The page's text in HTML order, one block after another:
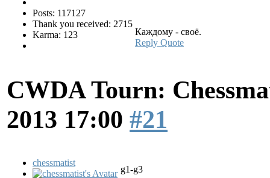
Posts: 117127
Thank you received: 2715
Karma: 123
Каждому - своё.
Reply Quote
CWDA Tourn:
2013 17:00 #21
chessmatist
g1-g3